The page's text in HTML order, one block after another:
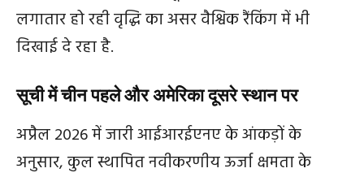
लगातार हो रही वृद्धि का असर वैश्विक रैंकिंग में भी
दिखाई दे रहा है.
सूची में चीन पहले और अमेरिका दूसरे स्थान पर
अप्रैल 2026 में जारी आईआरईएनए के आंकड़ों के
अनुसार, कुल स्थापित नवीकरणीय ऊर्जा क्षमता के